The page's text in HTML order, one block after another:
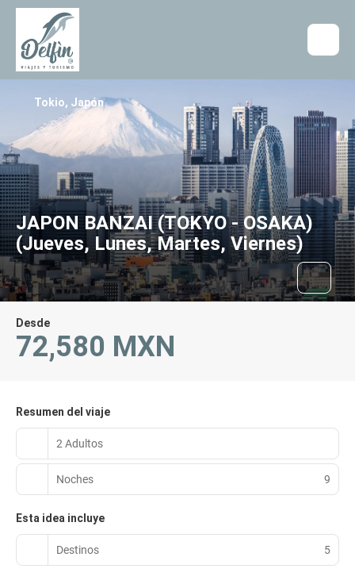
JAPON BANZAI (TOKYO - OSAKA)
(Jueves, Lunes, Martes, Viernes)
Tokio, Japón
Desde
72,580 MXN
Resumen del viaje
2 Adultos
Noches 9
Esta idea incluye
Destinos 5